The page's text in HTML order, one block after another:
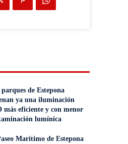
parques de Estepona
ya una iluminación
más eficiente y con menor
lumínica
Marítimo de Estepona